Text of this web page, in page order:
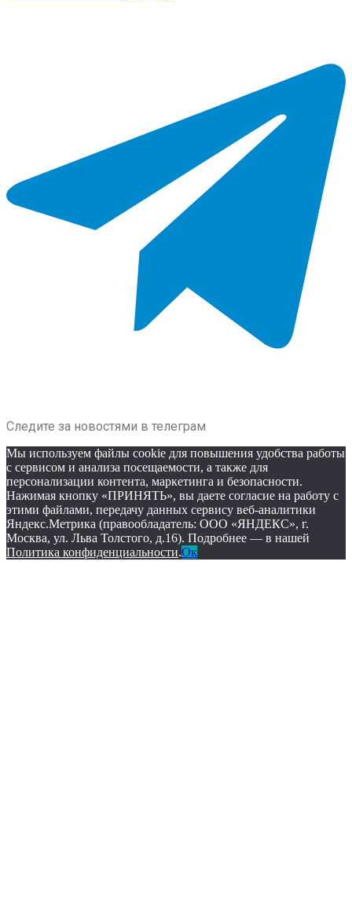
Следите за новостями в телеграм
Мы используем файлы cookie для повышения удобства работы
с сервисом и анализа посещаемости, а также для
персонализации контента, маркетинга и безопасности.
Нажимая кнопку «ПРИНЯТЬ», вы даете согласие на работу с
этими файлами, передачу данных сервису веб-аналитики
Яндекс.Метрика (правообладатель: ООО «ЯНДЕКС», г.
Москва, ул. Льва Толстого, д.16). Подробнее — в нашей
Политика конфиденциальности.Ок